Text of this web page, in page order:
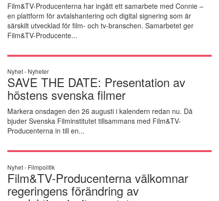
Film&TV-Producenterna har ingått ett samarbete med Connie –
en plattform för avtalshantering och digital signering som är
särskilt utvecklad för film- och tv-branschen. Samarbetet ger
Film&TV-Producente...
Nyhet - Nyheter
SAVE THE DATE: Presentation av
höstens svenska filmer
Markera onsdagen den 26 augusti i kalendern redan nu. Då
bjuder Svenska Filminstitutet tillsammans med Film&TV-
Producenterna in till en...
Nyhet - Filmpolitik
Film&TV-Producenterna välkomnar
regeringens förändring av